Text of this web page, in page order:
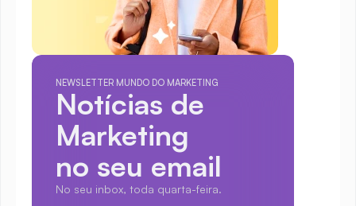
NEWSLETTER MUNDO DO MARKETING
Notícias de
Marketing
no seu email
No seu inbox, toda quarta-feira.